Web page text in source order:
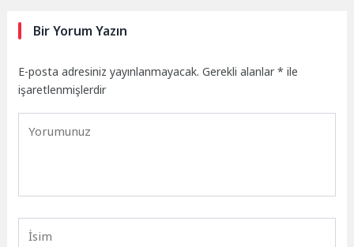
Bir Yorum Yazın
E-posta adresiniz yayınlanmayacak. Gerekli alanlar* ile
işaretlenmişlerdir